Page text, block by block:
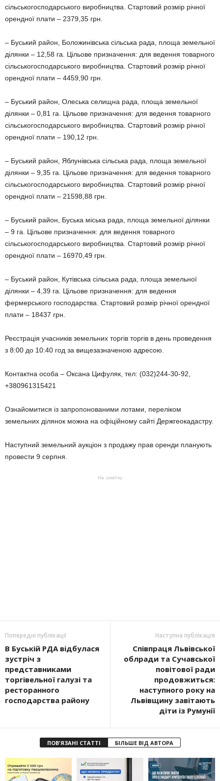
сільськогосподарського виробництва. Стартовий розмір річної
орендної плати – 2379,35 грн.
– Буський район, Боложинівська сільська рада, площа земельної
ділянки – 12,58 га. Цільове призначення: для ведення товарного
сільськогосподарського виробництва. Стартовий розмір річної
орендної плати – 4459,90 грн.
– Буський район, Олеська селищна рада, площа земельної
ділянки – 0,81 га. Цільове призначення: для ведення товарного
сільськогосподарського виробництва. Стартовий розмір річної
орендної плати – 190,12 грн.
– Буський район, Яблунівська сільська рада, площа земельної
ділянки – 9,35 га. Цільове призначення: для ведення товарного
сільськогосподарського виробництва. Стартовий розмір річної
орендної плати – 21598,88 грн.
– Буський район, Буська міська рада, площа земельної ділянки
– 9 га. Цільове призначення: для ведення товарного
сільськогосподарського виробництва. Стартовий розмір річної
орендної плати – 16970,49 грн.
– Буський район, Кутівська сільська рада, площа земельної
ділянки – 4,39 га. Цільове призначення: для ведення
фермерського господарства. Стартовий розмір річної орендної
плати – 18437 грн.
Реєстрація учасників земельних торгів торгів в день проведення
з 8:00 до 10:40 год за вищезазначеною адресою.
Контактна особа – Оксана Цифуляк, тел: (032)244-30-92,
+380961315421
Ознайомитися із запропонованими лотами, переліком
земельних ділянок можна на офіційному сайті Держгеокадастру.
Наступний земельний аукціон з продажу прав оренди планують
провести 9 серпня.
На замітку
Попередні публікації
В Буській РДА відбулася
зустріч з
представниками
торгівельної галузі та
ресторанного
господарства району
Наступна публікація
Співпраця Львівської
облради та Сучавської
повітової ради
продовжиться:
наступного року на
Львівщину завітають
діти із Румунії
ПОВ'ЯЗАНІ СТАТТІ БІЛЬШЕ ВІД АВТОРА